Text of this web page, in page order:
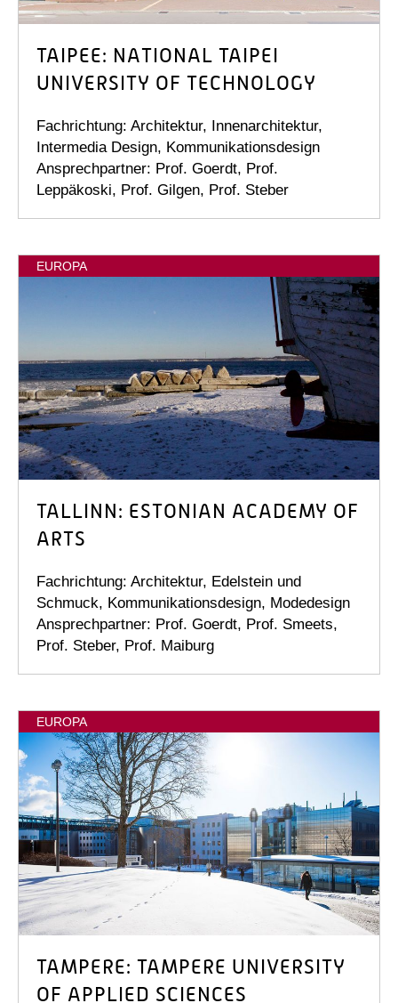
TAIPEE: NATIONAL TAIPEI
UNIVERSITY OF TECHNOLOGY
Fachrichtung: Architektur, Innenarchitektur,
Intermedia Design, Kommunikationsdesign
Ansprechpartner: Prof. Goerdt, Prof.
Leppäkoski, Prof. Gilgen, Prof. Steber
EUROPA
TALLINN: ESTONIAN ACADEMY OF
ARTS
Fachrichtung: Architektur, Edelstein und
Schmuck, Kommunikationsdesign, Modedesign
Ansprechpartner: Prof. Goerdt, Prof. Smeets,
Prof. Steber, Prof. Maiburg
EUROPA
TAMPERE: TAMPERE UNIVERSITY
OF APPLIED SCIENCES